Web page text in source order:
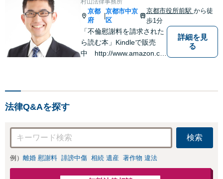
京都
府
|
京都市中京
区
京都市役所前駅 から徒
歩1分
「不倫慰謝料を請求された
ら読む本」Kindleで販売
中 http://www.amazon.co.
詳細を見
る
法律Q&Aを探す
検索
例） 離婚 慰謝料 誹謗中傷 相続 遺産 著作物 違法